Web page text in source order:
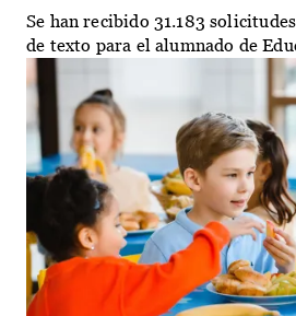
Se han recibido 31.183
de texto para el alumnado de